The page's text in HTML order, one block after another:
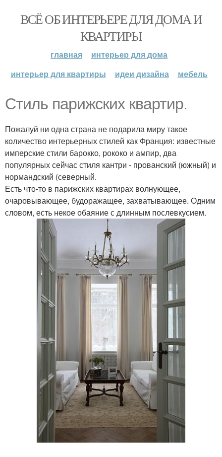
ВСЁ ОБ ИНТЕРЬЕРЕ ДЛЯ ДОМА И
КВАРТИРЫ
главная
интерьер для дома
интерьер для квартиры
идеи дизайна мебель
Стиль парижских квартир.
Пожалуй ни одна страна не подарила миру такое
количество интерьерных стилей как Франция: известные
имперские стили барокко, рококо и ампир, два
популярных сейчас стиля кантри - прованский (южный) и
нормандский (северный.
Есть что-то в парижских квартирах волнующее,
очаровывающее, будоражащее, захватывающее. Одним
словом, есть некое обаяние с длинным послевкусием.